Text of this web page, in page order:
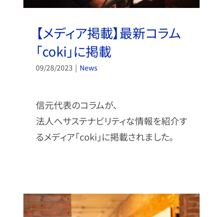
【メディア掲載】最新コラム
「coki」に掲載
09/28/2023 | News
信元代表のコラムが、
法人へサステナビリティな情報を紹介す
るメディア「coki」に掲載されました。